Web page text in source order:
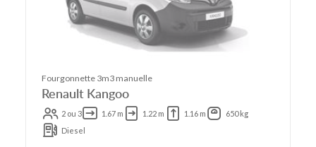
Fourgonnette 3m3 manuelle
Renault Kangoo
2 ou 3 1.67 m 1.22 m 1.16 m
650 kg
Diesel